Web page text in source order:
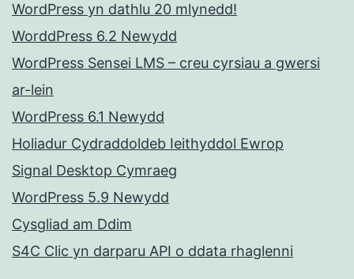
WordPress yn dathlu 20 mlynedd!
WorddPress 6.2 Newydd
WordPress Sensei LMS – creu cyrsiau a gwersi
ar-lein
WordPress 6.1 Newydd
Holiadur Cydraddoldeb Ieithyddol Ewrop
Signal Desktop Cymraeg
WordPress 5.9 Newydd
Cysgliad am Ddim
S4C Clic yn darparu API o ddata rhaglenni